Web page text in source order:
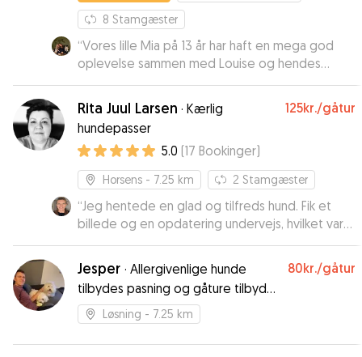
8 Stamgæster
“Vores lille Mia på 13 år har haft en mega god
oplevelse sammen med Louise og hendes
dejlige familie. Hun har ikke haft tid til at kede sig
men har haft nok tid til hygge sig med folk, som
har været omkring hende hele tiden. Louise er
en erfaren hundepasser, og hendes store børn
har også været behjælpelige med at passe Mia.
Kan hjerteligt anbefale hende ❤️”
Rita Juul Larsen · Kærlig
hundepasser
125kr./gåtur
5.0 (17 Bookinger)
Horsens - 7.25 km 2 Stamgæster
“Jeg hentede en glad og tilfreds hund. Fik et
billede og en opdatering undervejs, hvilket var
dejligt.”
Jesper · Allergivenlige hunde
tilbydes pasning og gåture tilbydes
til alle.
80kr./gåtur
Løsning - 7.25 km